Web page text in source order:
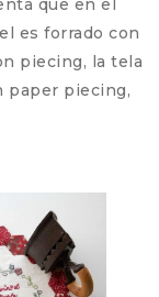
que en el
es forrado con
piecing, la tela
paper piecing,